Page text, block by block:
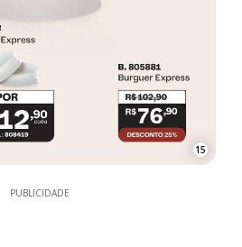
15
PUBLICIDADE